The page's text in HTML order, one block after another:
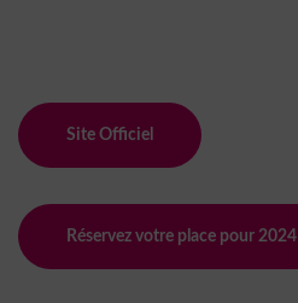
Site Officiel
Réservez votre place pour 2024